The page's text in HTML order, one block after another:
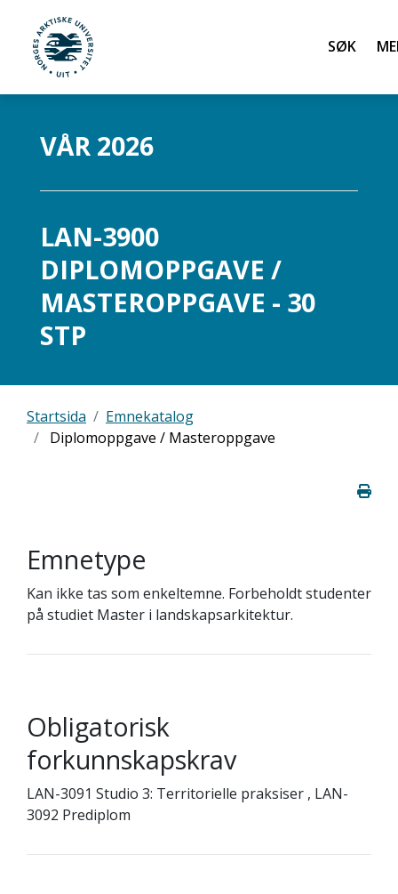
UiT Norges arktiske universitet Søk
VÅR 2026
LAN-3900
DIPLOMOPPGAVE /
MASTEROPPGAVE - 30
STP
Startsida
Emnekatalog
Diplomoppgave / Masteroppgave
Emnetype
Kan ikke tas som enkeltemne. Forbeholdt studenter
på studiet Master i landskapsarkitektur.
Obligatorisk
forkunnskapskrav
LAN-3091 Studio 3: Territorielle praksiser , LAN-
3092 Prediplom